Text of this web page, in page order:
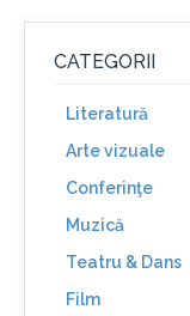
CATEGORII
Literatură
Arte vizuale
Conferinţe
Muzică
Teatru & Dans
Film